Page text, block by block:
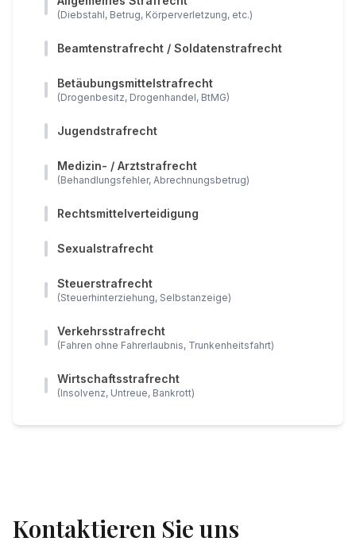
(Diebstahl, Betrug, Körperverletzung, etc.)
Beamtenstrafrecht / Soldatenstrafrecht
Betäubungsmittelstrafrecht
(Drogenbesitz, Drogenhandel, BtMG)
Jugendstrafrecht
Medizin- / Arztstrafrecht
(Behandlungsfehler, Abrechnungsbetrug)
Rechtsmittelverteidigung
Sexualstrafrecht
Steuerstrafrecht
(Steuerhinterziehung, Selbstanzeige)
Verkehrsstrafrecht
(Fahren ohne Fahrerlaubnis, Trunkenheitsfahrt)
Wirtschaftsstrafrecht
(Insolvenz, Untreue, Bankrott)
Kontaktieren Sie uns